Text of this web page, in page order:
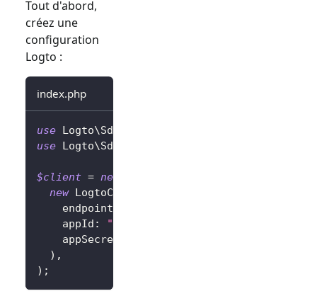
Tout d'abord,
créez une
configuration
Logto :
index.php
use Logto\Sdk
use Logto\Sdk
$client = new
new LogtoConfig
endpoint
appId : "replace-with-your-app-id"
appSecret
) ,
) ;